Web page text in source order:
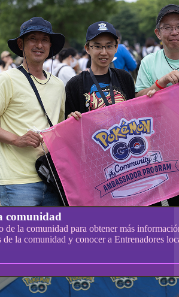
comunidad
de la comunidad para obtener más
de la comunidad y conocer a Entrenadores